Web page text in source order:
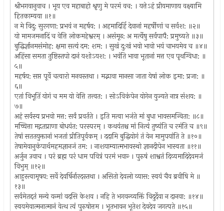
श्रीभगवानुवाच । भूय एव महाबाहो श्रृणु मे परमं वच: । यत्तेऽहं प्रीयमाणाय वक्ष्यामि
हितकाम्यया ॥१॥
न मे विदु: सुरगणा: प्रभवं न महर्षय: । अहमादिर्हि देवानां महर्षीणां च सर्वश: ॥२॥
यो मामजमनादिं च वेत्ति लोकमहेश्वरम् । असंमूढ: अ मर्त्येषु सर्वपापै: प्रमुच्यते ॥३॥
बुद्धिर्ज्ञानमसंमोह: क्षमा सत्यं दम: शम: । सुखं दु:खं भवो भावो भयं चाभयमेव च ॥४॥
अहिंसा समता तुष्टिस्तपो दानं यशोऽयश: । भवंति भावा भूतानां मत्त एव पृथग्विधा: ॥
५॥
महर्षय: सप्त पूर्वे चत्वारो मनवस्तथा । मद्भावा मानसा जाता येषां लोक इमा: प्रजा: ॥
६॥
एतां विभूतिं योगं च मम यो वेत्ति तत्त्वत: । सोऽविकंपेन योगेन युज्यते नात्र संशय: ॥
७॥
अहं सर्वस्य प्रभवो मत्त: सर्वं प्रवर्तते । इति मत्वा भजंते मां बुधा भावसमन्विता: ॥८॥
मच्चित्ता मद्गतप्राणा बोधयंत: परस्परम् । कथयंतश्च मां नित्यं तुष्यंति च रमंति च ॥९॥
तेषां सततयुक्तानां भजतां प्रीतिपूर्वकम् । ददामि बुद्धियोगं तं येन मामुपयांति ते ॥१०॥
तेषामेवानुकंपार्थमहमज्ञानजं तम: । नाशयाम्यात्मभावस्थो ज्ञानदीपेन भास्वता ॥११॥
अर्जुन उवाच । परं ब्रह्म परं धाम पवित्रं परमं भवान्‍ । पुरुषं शाश्वतं दिव्यमादिदेवमजं
विभुम् ॥१२॥
आहुस्त्वामृषय: सर्वे देवर्षिर्नारदस्तथा । असितो देवलो व्यास: स्वयं चैव ब्रवीषि मे ॥
१३॥
सर्वमेतद्दतं मन्ये यन्मां वदसि केशव । नहि ते भगवन्व्यक्तिं विदुर्देवा न दानवा: ॥१४॥
स्वयमेवात्मनात्मानं वेत्थ त्वं पुरुषोत्तम । भूतभावन भूतेश देवदेव जगत्पते ॥१५॥